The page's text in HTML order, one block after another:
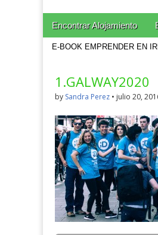
Main menu
Skip to content
Encontrar Alojamiento
E-BOOK EMPRENDER EN
1.GALWAY2020
by Sandra Perez • julio 20,